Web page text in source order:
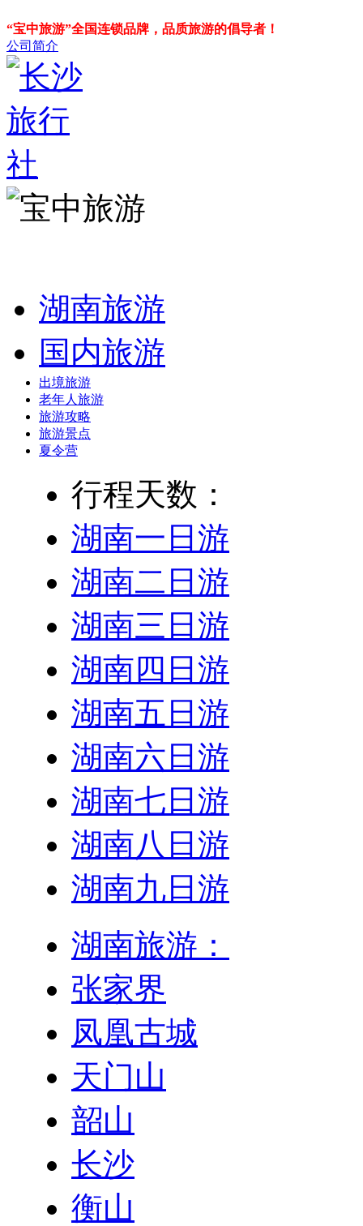
“宝中旅游”全国连锁品牌，品质旅游的倡导者！
公司简介
湖南旅游
国内旅游
出境旅游
老年人旅游
旅游攻略
旅游景点
夏令营
行程天数：
湖南一日游
湖南二日游
湖南三日游
湖南四日游
湖南五日游
湖南六日游
湖南七日游
湖南八日游
湖南九日游
湖南旅游：
张家界
凤凰古城
天门山
韶山
长沙
衡山